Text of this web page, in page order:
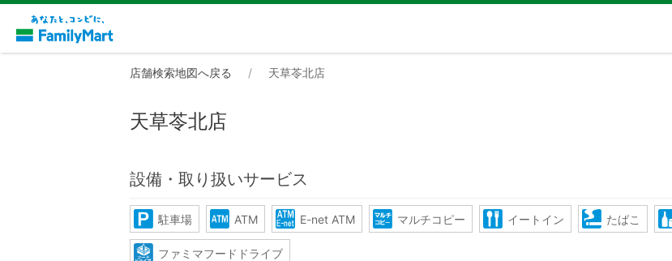
店舗検索地図へ戻る 天草苓北店
天草苓北店
設備・取り扱いサービス
駐車場 ATM E-net ATM マルチコピー イートイン たばこ
ファミマフードドライブ